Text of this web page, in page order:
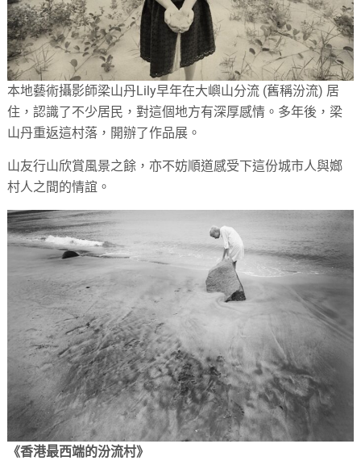
本地藝術攝影師梁山丹Lily早年在大嶼山分流 (舊稱汾流) 居
住，認識了不少居民，對這個地方有深厚感情。多年後，梁
山丹重返這村落，開辦了作品展。
山友行山欣賞風景之餘，亦不妨順道感受下這份城市人與嫏
村人之間的情誼。
《香港最西端的汾流村》